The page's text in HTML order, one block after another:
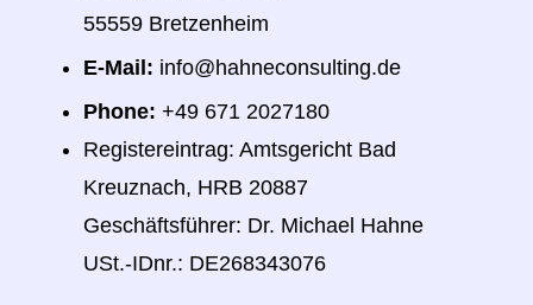
55559 Bretzenheim
E-Mail: info@hahneconsulting.de
Phone: +49 671 2027180
Registereintrag: Amtsgericht Bad
Kreuznach, HRB 20887
Geschäftsführer: Dr. Michael Hahne
USt.-IDnr.: DE268343076